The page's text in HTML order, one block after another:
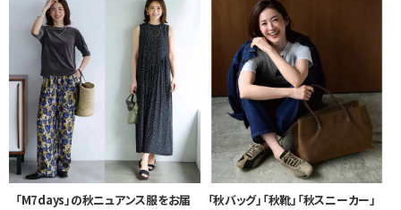
「M7days」の秋ニュアンス服をお届
「秋バッグ」「秋靴」「秋スニーカー」